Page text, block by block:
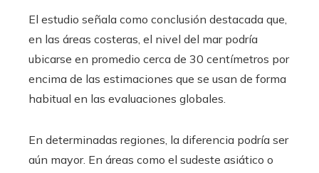
El estudio señala como conclusión destacada que,
en las áreas costeras, el nivel del mar podría
ubicarse en promedio cerca de 30 centímetros por
encima de las estimaciones que se usan de forma
habitual en las evaluaciones globales.
En determinadas regiones, la diferencia podría ser
aún mayor. En áreas como el sudeste asiático o